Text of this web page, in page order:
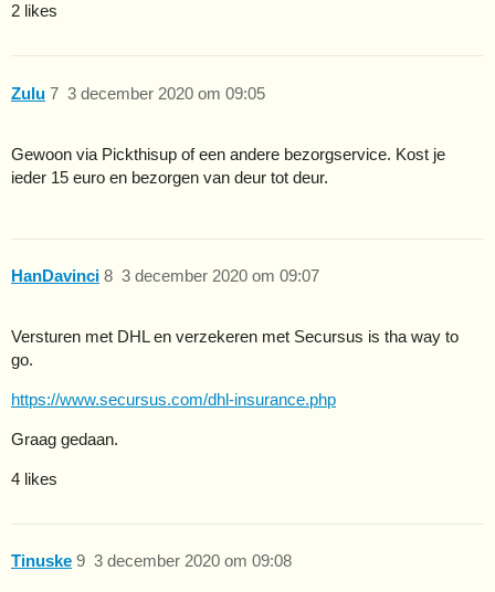
2 likes
Zulu 3 december 2020 om 09:05
7
Gewoon via Pickthisup of een andere bezorgservice. Kost je
ieder 15 euro en bezorgen van deur tot deur.
HanDavinci 3 december 2020 om 09:07
8
Versturen met DHL en verzekeren met Secursus is tha way to
go.
https://www.secursus.com/dhl-insurance.php
Graag gedaan.
4 likes
Tinuske 3 december 2020 om 09:08
9